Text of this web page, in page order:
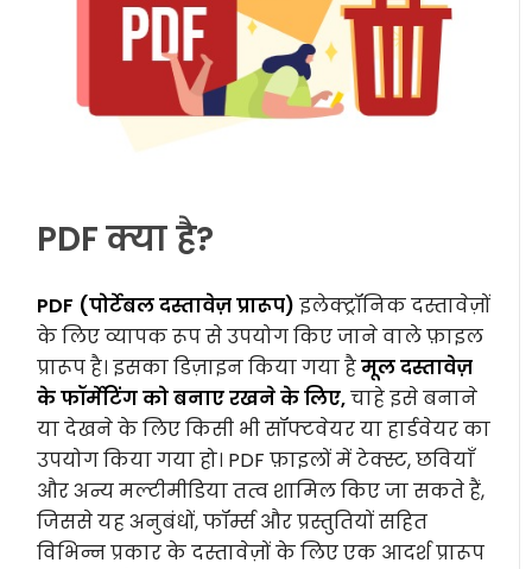
PDF क्या है?
PDF (पोर्टेबल दस्तावेज़ प्रारूप) इलेक्ट्रॉनिक दस्तावेज़ों
के लिए व्यापक रूप से उपयोग किए जाने वाले फ़ाइल
प्रारूप है। इसका डिज़ाइन किया गया हैमूल दस्तावेज़
के फॉर्मेटिंग को बनाए रखने के लिए,चाहे इसे बनाने
या देखने के लिए किसी भी सॉफ्टवेयर या हार्डवेयर का
उपयोग किया गया हो। PDF फ़ाइलों में टेक्स्ट, छवियाँ
और अन्य मल्टीमीडिया तत्व शामिल किए जा सकते हैं,
जिससे यह अनुबंधों, फॉर्म्स और प्रस्तुतियों सहित
विभिन्न प्रकार के दस्तावेज़ों के लिए एक आदर्श प्रारूप